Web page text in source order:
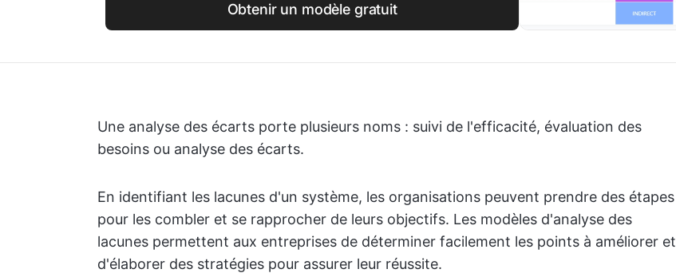
Obtenir un modèle gratuit
Une analyse des écarts porte plusieurs noms : suivi de l'efficacité, évaluation des
besoins ou analyse des écarts.
En identifiant les lacunes d'un système, les organisations peuvent prendre des étapes
pour les combler et se rapprocher de leurs objectifs. Les modèles d'analyse des
lacunes permettent aux entreprises de déterminer facilement les points à améliorer et
d'élaborer des stratégies pour assurer leur réussite.